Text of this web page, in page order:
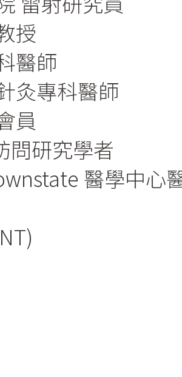
授
醫師
灸專科醫師
員
問研究學者
醫學中心